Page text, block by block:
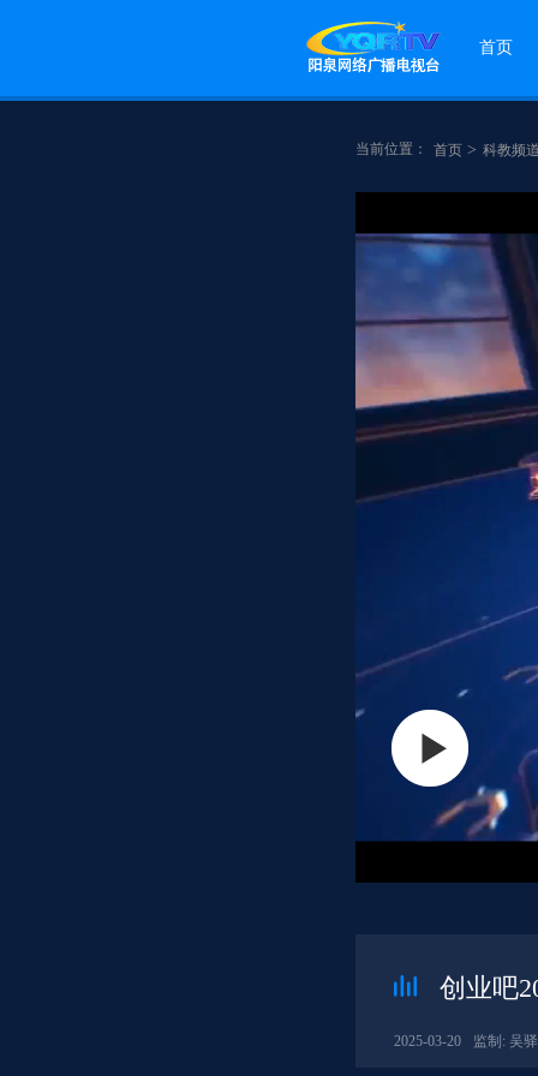
首页
当前位置： 首页 > 科教频
创业吧
2025-03-20 监制: 吴驿